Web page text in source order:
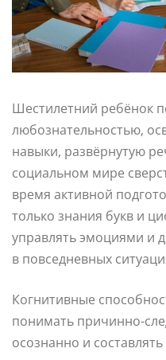
Шестилетний ребёнок
любознательностью,
навыки, развёрнутую
социальном мире
время активной
только знания букв и
управлять эмоциями и
в повседневных
Когнитивные
понимать причинно-
осознанно и